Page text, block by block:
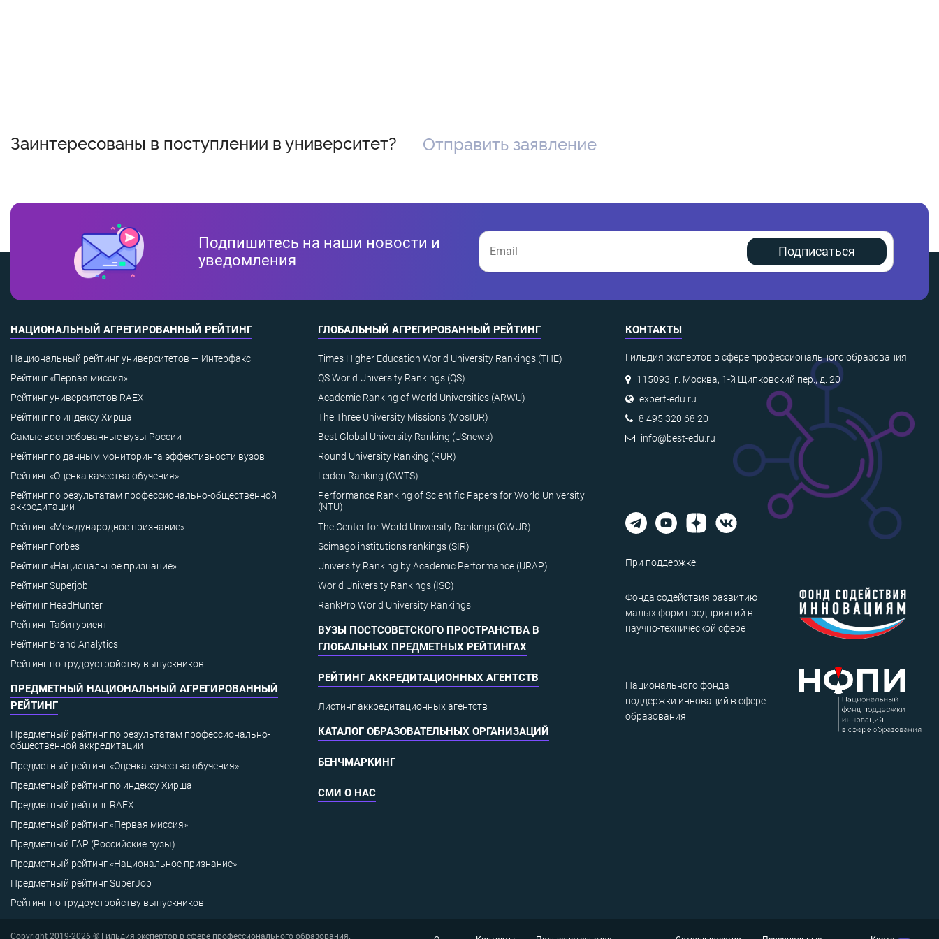
Заинтересованы в поступлении в университет? Отправить заявление
Подпишитесь на наши новости и
уведомления
Подписаться
НАЦИОНАЛЬНЫЙ АГРЕГИРОВАННЫЙ РЕЙТИНГ
Национальный рейтинг университетов — Интерфакс
Рейтинг «Первая миссия»
Рейтинг университетов RAEX
Рейтинг по индексу Хирша
Самые востребованные вузы России
Рейтинг по данным мониторинга эффективности вузов
Рейтинг «Оценка качества обучения»
Рейтинг по результатам профессионально-общественной
аккредитации
Рейтинг «Международное признание»
Рейтинг Forbes
Рейтинг «Национальное признание»
Рейтинг Superjob
Рейтинг HeadHunter
Рейтинг Табитуриент
Рейтинг Brand Analytics
Рейтинг по трудоустройству выпускников
ПРЕДМЕТНЫЙ НАЦИОНАЛЬНЫЙ АГРЕГИРОВАННЫЙ
РЕЙТИНГ
Предметный рейтинг по результатам профессионально-
общественной аккредитации
Предметный рейтинг «Оценка качества обучения»
Предметный рейтинг по индексу Хирша
Предметный рейтинг RAEX
Предметный рейтинг «Первая миссия»
Предметный ГАР (Российские вузы)
Предметный рейтинг «Национальное признание»
Предметный рейтинг SuperJob
Рейтинг по трудоустройству выпускников
ГЛОБАЛЬНЫЙ АГРЕГИРОВАННЫЙ РЕЙТИНГ
Times Higher Education World University Rankings (THE)
QS World University Rankings (QS)
Academic Ranking of World Universities (ARWU)
The Three University Missions (MosIUR)
Best Global University Ranking (USnews)
Round University Ranking (RUR)
Leiden Ranking (CWTS)
Performance Ranking of Scientific Papers for World University
(NTU)
The Center for World University Rankings (CWUR)
Scimago institutions rankings (SIR)
University Ranking by Academic Performance (URAP)
World University Rankings (ISC)
RankPro World University Rankings
ВУЗЫ ПОСТСОВЕТСКОГО ПРОСТРАНСТВА В
ГЛОБАЛЬНЫХ ПРЕДМЕТНЫХ РЕЙТИНГАХ
РЕЙТИНГ АККРЕДИТАЦИОННЫХ АГЕНТСТВ
Листинг аккредитационных агентств
КАТАЛОГ ОБРАЗОВАТЕЛЬНЫХ ОРГАНИЗАЦИЙ
БЕНЧМАРКИНГ
СМИ О НАС
КОНТАКТЫ
Гильдия экспертов в сфере профессионального образования
115093, г. Москва, 1-й Щипковский пер., д. 20
expert-edu.ru
8 495 320 68 20
info@best-edu.ru
При поддержке:
Фонда содействия развитию
малых форм предприятий в
научно-технической сфере
Национального фонда
поддержки инноваций в сфере
образования
Copyright 2019-2026 © Гильдия экспертов в сфере профессионального образования.